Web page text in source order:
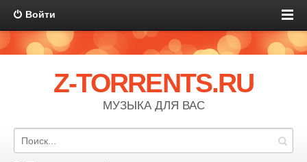
Войти
Z-TORRENTS.RU
МУЗЫКА ДЛЯ ВАС